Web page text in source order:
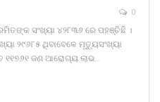
0
ସଂଖ୍ୟା ୪୨୮୩୬ ରେ ପହଞ୍ଚିଛି ।
୨୯୬୮୫ ଥିବାବେଳେ ମୃତ୍ୟୁସଂଖ୍ୟା
୧୧୭୬୧ ଜଣ ଆରୋଗ୍ୟ ଲାଭ…